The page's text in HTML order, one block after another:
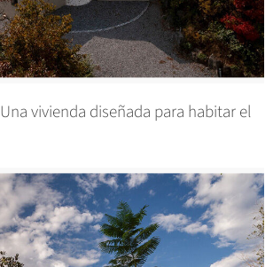
Una vivienda diseñada para habitar el